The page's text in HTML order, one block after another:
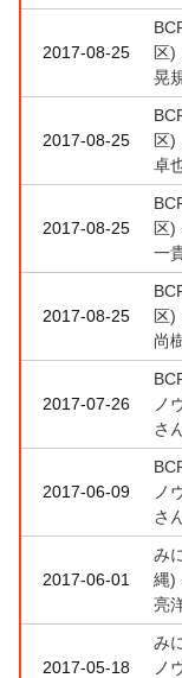
2017-08-25
区)
晃
2017-08-25
区)
卓
2017-08-25
区)
一
2017-08-25
区)
尚
2017-07-26
ノ
さ
2017-06-09
ノ
さ
2017-06-01
み
縄)
亮
2017-05-18
み
ノ